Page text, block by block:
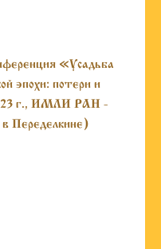
«Усадьба
эпохи: потери и
г., ИМЛИ РАН -
Переделкине)